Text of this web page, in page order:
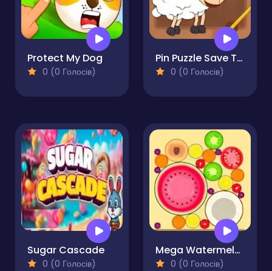
Protect My Dog
0 (0 Голосів)
Pin Puzzle Save The Sheep
0 (0 Голосів)
Sugar Cascade
0 (0 Голосів)
Mega Watermelon Merge
0 (0 Голосів)